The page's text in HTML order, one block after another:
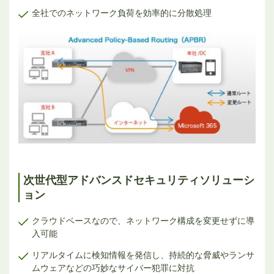
全社でのネットワーク負荷を効率的に分散処理
次世代型アドバンスドセキュリティソリューシ
ョン
クラウドベースなので、ネットワーク構成を変更せずに導
入可能
リアルタイムに検知情報を発信し、持続的な脅威やランサ
ムウェアなどの巧妙なサイバー犯罪に対抗